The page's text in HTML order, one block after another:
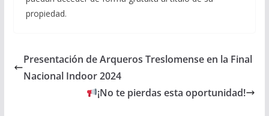
propiedad.
Presentación de Arqueros Treslomense en la Final
Nacional Indoor 2024
¡No te pierdas esta oportunidad!